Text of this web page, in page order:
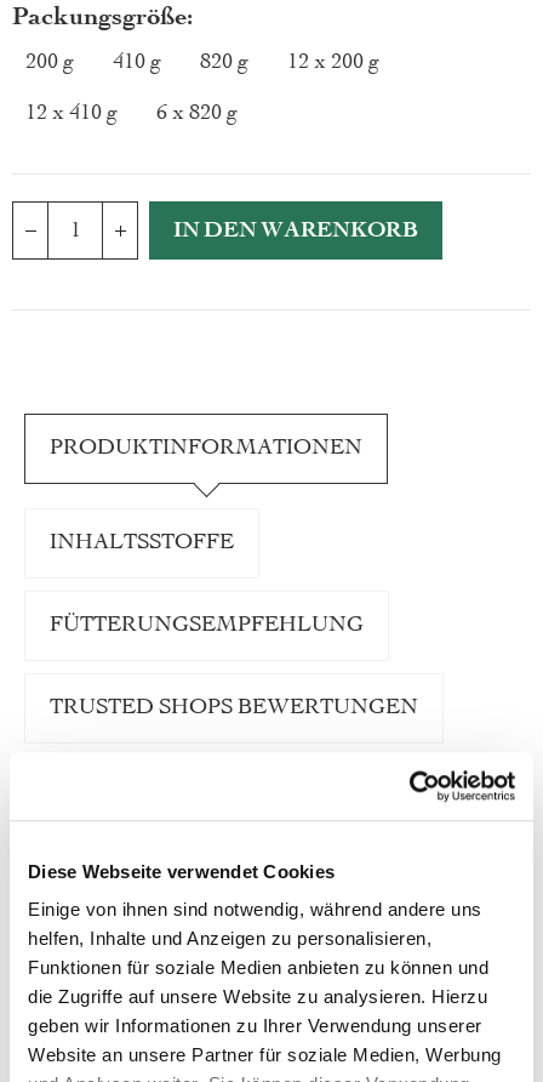
Diese Webseite verwendet Cookies
Einige von ihnen sind notwendig, während andere uns
helfen, Inhalte und Anzeigen zu personalisieren,
Funktionen für soziale Medien anbieten zu können und
die Zugriffe auf unsere Website zu analysieren. Hierzu
geben wir Informationen zu Ihrer Verwendung unserer
Website an unsere Partner für soziale Medien, Werbung
Packungsgröße
200 g 410 g 820 g 12 x 200 g
12 x 410 g 6 x 820 g
IN DEN WARENKORB
PRODUKTINFORMATIONEN
INHALTSSTOFFE
FÜTTERUNGSEMPFEHLUNG
TRUSTED SHOPS BEWERTUNGEN
Unser defu Hundenassfutter Ente ”Sensitiv“ ist
eine schmackhafte Komposition aus Bio-Ente und
Fleischanteil ist mit 70 % besonders hoch.
Natürliche Zutaten wie Zucchini, Hirse und
frischer Kürbis liefern wichtige Vitamine und
Ballaststoffe für ein fröhliches Hundeleben voller
Lebenskraft.
Die Rezeptur des Nassfutters enthält mit Ente nur
eine einzige tierische Proteinquelle (Single
Protein). Damit ist es ideal geeignet als tägliches